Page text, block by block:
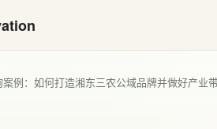
案例：如何打造湘东三农公域品牌并做好产业